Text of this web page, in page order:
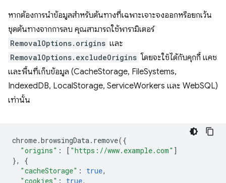
หากต้องการนำข้อมูลสำหรับต้นทางที่เฉพาะเจาะจงออกหรือยกเว้น
ชุดต้นทางจากการลบ คุณสามารถใช้พารามิเตอร์
RemovalOptions.origins และ
RemovalOptions.excludeOrigins โดยจะใช้ได้กับคุกกี้ แคช
และพื้นที่เก็บข้อมูล (CacheStorage, FileSystems,
IndexedDB, LocalStorage, ServiceWorkers และ WebSQL)
เท่านั้น
chrome.browsingData. remove({
"origins" : [ "https://www.example.com" ]
},
{
"cacheStorage" : true,
"cookies" : true,